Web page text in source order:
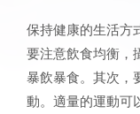
保持健康的生活方
要注意飲食均衡，
暴飲暴食。其次，
動。適量的運動可